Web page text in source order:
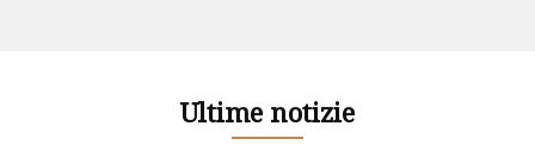
Ultime notizie